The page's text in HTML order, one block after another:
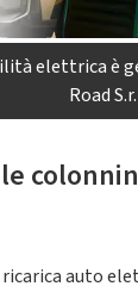
elettrica è
Road
auto